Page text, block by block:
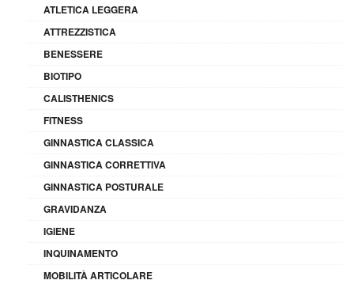
ATLETICA LEGGERA
ATTREZZISTICA
BENESSERE
BIOTIPO
CALISTHENICS
FITNESS
GINNASTICA CLASSICA
GINNASTICA CORRETTIVA
GINNASTICA POSTURALE
GRAVIDANZA
IGIENE
INQUINAMENTO
MOBILITÀ ARTICOLARE